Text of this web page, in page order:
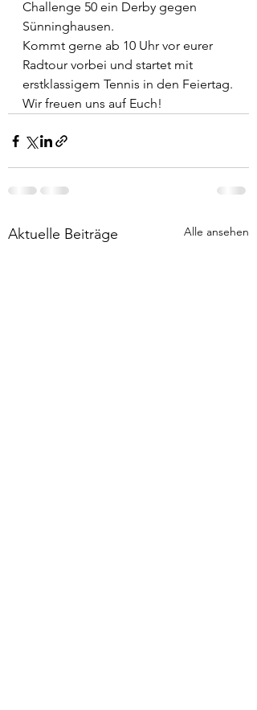
Challenge 50 ein Derby gegen
Sünninghausen.
Kommt gerne ab 10 Uhr vor eurer
Radtour vorbei und startet mit
erstklassigem Tennis in den Feiertag.
Wir freuen uns auf Euch!
Aktuelle Beiträge Alle ansehen